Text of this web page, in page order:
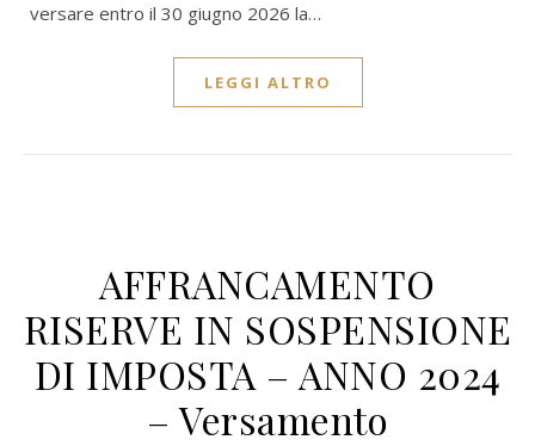
versare entro il 30 giugno 2026 la…
LEGGI ALTRO
AFFRANCAMENTO
RISERVE IN SOSPENSIONE
DI IMPOSTA – ANNO 2024
– Versamento